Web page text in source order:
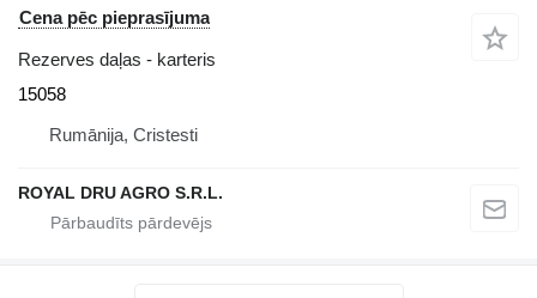
Cena pēc pieprasījuma
Rezerves daļas - karteris
15058
Rumānija, Cristesti
ROYAL DRU AGRO S.R.L.